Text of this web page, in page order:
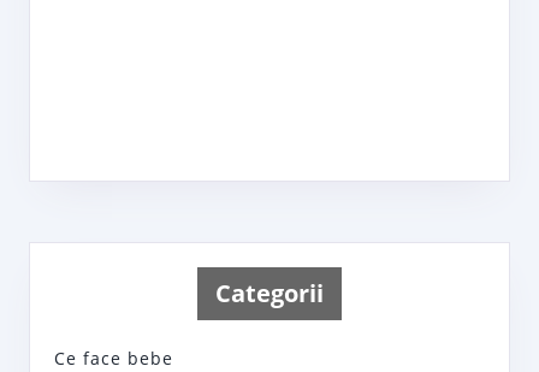
Categorii
Ce face bebe